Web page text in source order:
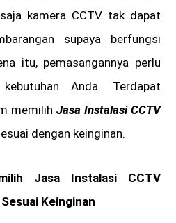
kamera CCTV tak dapat
supaya berfungsi
itu, pemasangannya perlu
Anda. Terdapat
memilih Jasa Instalasi CCTV
dengan keinginan.
Jasa Instalasi CCTV
Keinginan